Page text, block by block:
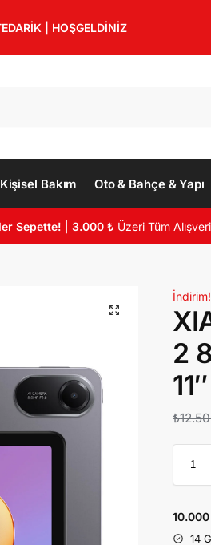
| HOŞGELDİNİZ
Bakım Oto & Bahçe & Yapı
Sepette! |3.000 ₺ Üzeri Tüm
İndirim!
2
₺
14